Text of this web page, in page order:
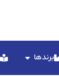
برندها